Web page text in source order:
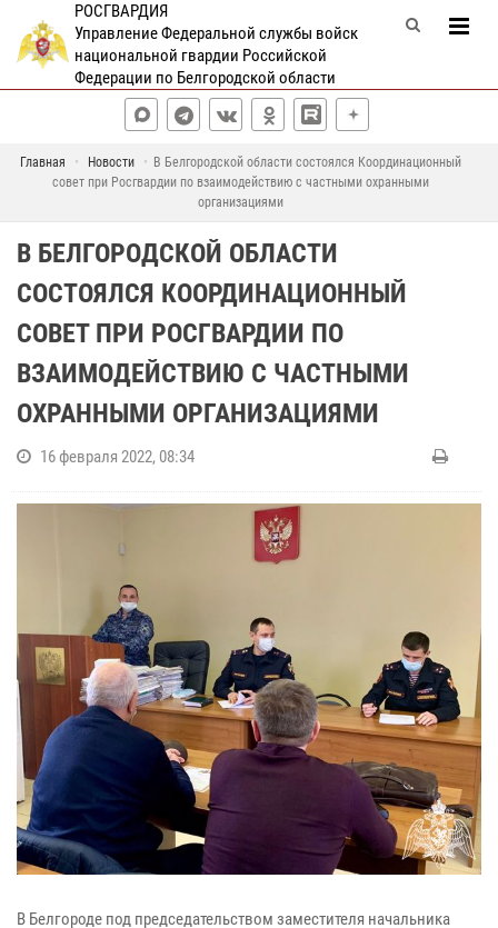
РОСГВАРДИЯ
Управление Федеральной службы войск
национальной гвардии Российской
Федерации по Белгородской области
Главная Новости
В Белгородской области состоялся Координационный
совет при Росгвардии по взаимодействию с частными охранными
организациями
В БЕЛГОРОДСКОЙ ОБЛАСТИ
СОСТОЯЛСЯ КООРДИНАЦИОННЫЙ
СОВЕТ ПРИ РОСГВАРДИИ ПО
ВЗАИМОДЕЙСТВИЮ С ЧАСТНЫМИ
ОХРАННЫМИ ОРГАНИЗАЦИЯМИ
16 февраля 2022, 08:34
В Белгороде под председательством заместителя начальника